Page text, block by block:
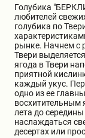
Бирючина
Плющ
Голубика
любителей
голубика по
рынке. Начнем с
Твери
ягода в Твери
приятной
каждый укус.
одно из ее
восхитительным
лета до
наслаждаться
десертах или